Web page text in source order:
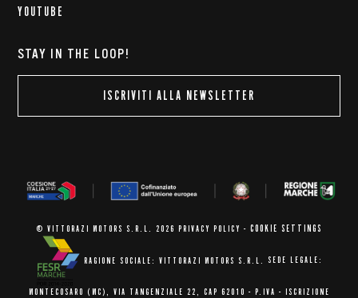
YOUTUBE
STAY IN THE LOOP!
ISCRIVITI ALLA NEWSLETTER
© VITTORAZI MOTORS S.R.L. 2026 PRIVACY POLICY - COOKIE SETTINGS
RAGIONE SOCIALE: VITTORAZI MOTORS S.R.L. SEDE LEGALE:
MONTECOSARO (MC), VIA TANGENZIALE 22, CAP 62010 - P.IVA - ISCRIZIONE